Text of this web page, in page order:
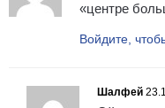
«центре
Войдите,
Шалфей